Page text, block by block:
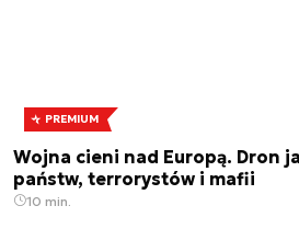
PREMIUM
Wojna cieni nad Europą. Dron
państw, terrorystów i mafii
10 min.